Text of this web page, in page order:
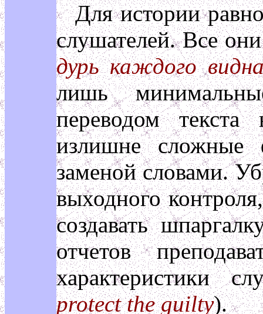
Для истории
слушателей. Все
дурь каждого
лишь
переводом
излишне сложные
заменой словами.
выходного
создавать
отчетов
характеристики
protect the guilty).